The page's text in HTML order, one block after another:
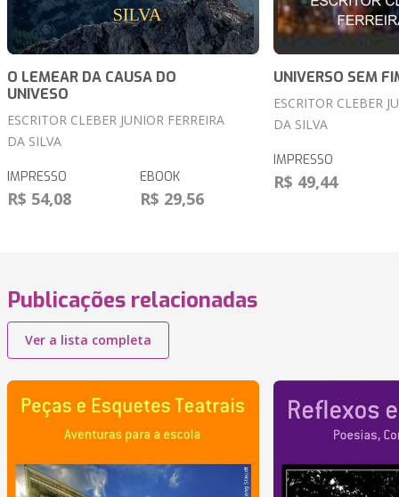
O LEMEAR DA CAUSA DO
UNIVESO
ESCRITOR CLEBER JUNIOR FERREIRA
DA SILVA
IMPRESSO
R$ 54,08
EBOOK
R$ 29,56
UNIVERSO SEM
ESCRITOR CLEBER
DA SILVA
IMPRESSO
R$ 49,44
Publicações relacionadas
Ver a lista completa